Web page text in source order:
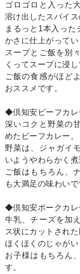
ゴロゴロと入った
溶け出したスパイス
まるっと1本入った
かさに仕上がってい
スープとご飯を別
くってスープに浸
ご飯の食感がほど
おススメです。
◆倶知安ビーフカレ
深いコクと野菜の
めたビーフカレー。
野菜は、ジャガイ
いようやわらかく煮
ご飯はもちろん、
も大満足の味わいで
◆倶知安ポークカレ
牛乳、チーズを加
ス状にカットされた
ほくほくのじゃが
お子様はもちろん
す。